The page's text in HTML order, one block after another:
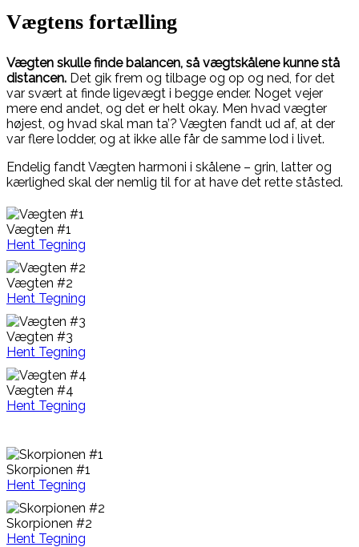
Vægtens fortælling
Vægten skulle finde balancen, så vægtskålene kunne stå
distancen. Det gik frem og tilbage og op og ned, for det
var svært at finde ligevægt i begge ender. Noget vejer
mere end andet, og det er helt okay. Men hvad vægter
højest, og hvad skal man ta’? Vægten fandt ud af, at der
var flere lodder, og at ikke alle får de samme lod i livet.
Endelig fandt Vægten harmoni i skålene – grin, latter og
kærlighed skal der nemlig til for at have det rette ståsted.
Vægten #1
Hent Tegning
Vægten #2
Hent Tegning
Vægten #3
Hent Tegning
Vægten #4
Hent Tegning
Skorpionen #1
Hent Tegning
Skorpionen #2
Hent Tegning